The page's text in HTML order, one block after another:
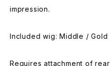
impression.
Included wig: Middle / Gold
Requires attachment of